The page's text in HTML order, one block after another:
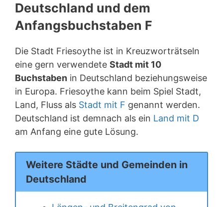
Deutschland und dem
Anfangsbuchstaben F
Die Stadt Friesoythe ist in Kreuzworträtseln
eine gern verwendete Stadt mit 10
Buchstaben in Deutschland beziehungsweise
in Europa. Friesoythe kann beim Spiel Stadt,
Land, Fluss als Stadt mit F genannt werden.
Deutschland ist demnach als ein Land mit D
am Anfang eine gute Lösung.
Weitere Städte und Gemeinden in
Deutschland